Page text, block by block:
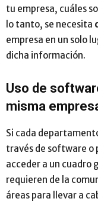
tu empresa, cuáles
lo tanto, se necesita
empresa en un solo
dicha información.
Uso de
misma
Si cada
través de software o
acceder a un cuadro
requieren de la
áreas para llevar a